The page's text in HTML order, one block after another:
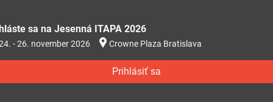
sa na Jesenná ITAPA 2026
- 26. november 2026 Crowne Plaza Bratislava
Prihlásiť sa